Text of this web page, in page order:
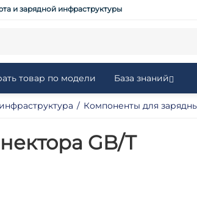
и зарядной инфраструктуры
товар по модели База знаний
/ Компоненты для
GB/T